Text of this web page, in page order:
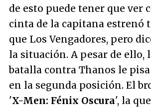
de esto puede tener que ver
cinta de la capitana estrenó
que Los Vengadores, pero
la situación. A pesar de ello,
batalla contra Thanos le
en la segunda posición. El
'X-Men: Fénix Oscura', la